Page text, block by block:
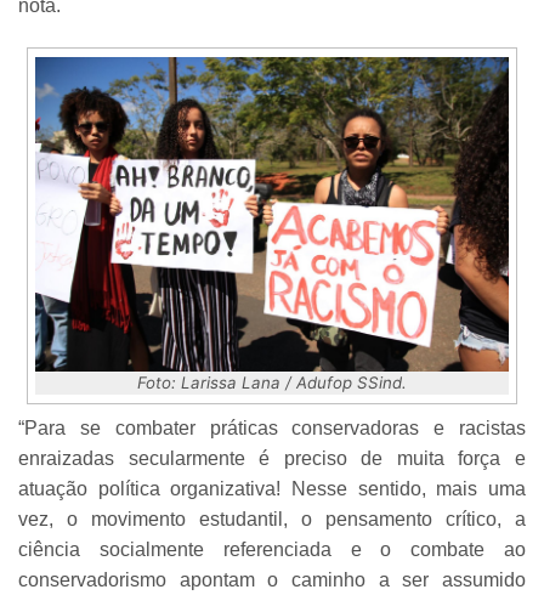
nota.
Foto: Larissa Lana / Adufop SSind.
“Para se combater práticas conservadoras e racistas
enraizadas secularmente é preciso de muita força e
atuação política organizativa! Nesse sentido, mais uma
vez, o movimento estudantil, o pensamento crítico, a
ciência socialmente referenciada e o combate ao
conservadorismo apontam o caminho a ser assumido